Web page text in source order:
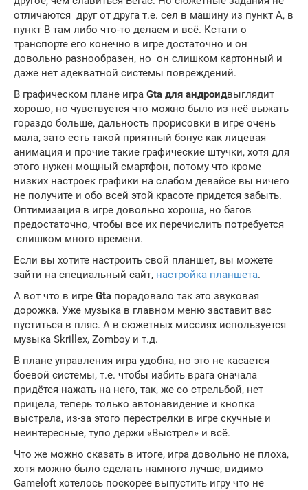
отличаются друг от друга т.е. сел в машину из пункт А, в
пункт В там либо что-то делаем и всё. Кстати о
транспорте его конечно в игре достаточно и он
довольно разнообразен, но он слишком картонный и
даже нет адекватной системы повреждений.
В графическом плане игра Gta для андроидвыглядит
хорошо, но чувствуется что можно было из неё выжать
гораздо больше, дальность прорисовки в игре очень
мала, зато есть такой приятный бонус как лицевая
анимация и прочие такие графические штучки, хотя для
этого нужен мощный смартфон, потому что кроме
низких настроек графики на слабом девайсе вы ничего
не получите и обо всей этой красоте придется забыть.
Оптимизация в игре довольно хороша, но багов
предостаточно, чтобы все их перечислить потребуется
слишком много времени.
Если вы хотите настроить свой планшет, вы можете
зайти на специальный сайт, настройка планшета.
А вот что в игре Gta порадовало так это звуковая
дорожка. Уже музыка в главном меню заставит вас
пуститься в пляс. А в сюжетных миссиях используется
музыка Skrillex, Zomboy и т.д.
В плане управления игра удобна, но это не касается
боевой системы, т.е. чтобы избить врага сначала
придётся нажать на него, так, же со стрельбой, нет
прицела, теперь только автонавидение и кнопка
выстрела, из-за этого перестрелки в игре скучные и
неинтересные, тупо держи «Выстрел» и всё.
Что же можно сказать в итоге, игра довольно не плоха,
хотя можно было сделать намного лучше, видимо
Gameloft хотелось поскорее выпустить игру что не